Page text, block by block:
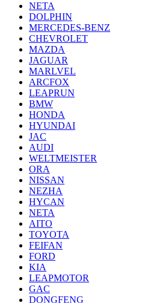
NETA
DOLPHIN
MERCEDES-BENZ
CHEVROLET
MAZDA
JAGUAR
MARLVEL
ARCFOX
LEAPRUN
BMW
HONDA
HYUNDAI
JAC
AUDI
WELTMEISTER
ORA
NISSAN
NEZHA
HYCAN
NETA
AITO
TOYOTA
FEIFAN
FORD
KIA
LEAPMOTOR
GAC
DONGFENG